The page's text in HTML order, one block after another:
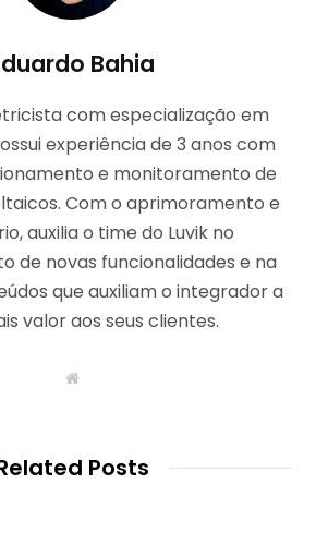
Bahia
com especialização em
experiência de 3 anos com
e monitoramento de
Com o aprimoramento e
auxilia o time do Luvik no
de novas funcionalidades e na
que auxiliam o integrador a
valor aos seus clientes.
W
e Posts